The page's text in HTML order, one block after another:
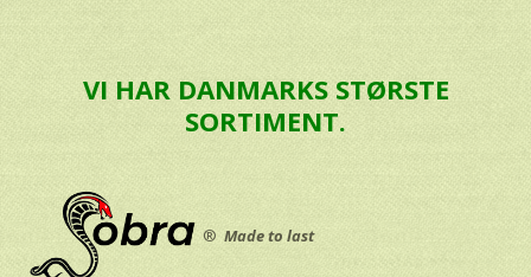
VI HAR DANMARKS STØRSTE
SORTIMENT.
® Made to last